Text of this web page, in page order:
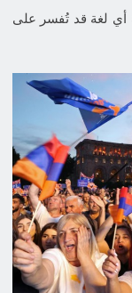
أي لغة قد تُفسر على